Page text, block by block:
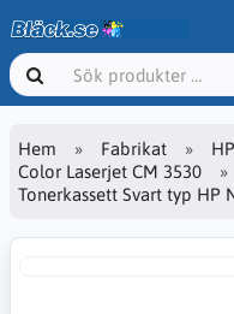
Hem Fabrikat HP
Color Laserjet CM 3530
Tonerkassett Svart typ HP